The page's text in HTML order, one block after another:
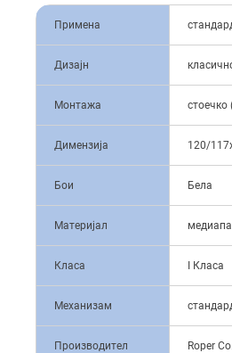
Примена
Дизајн
Монтажа стоечко
Димензија 120/
Бои Бела
Материјал
Класа I Класа
Механизам
Производител Roper Co.